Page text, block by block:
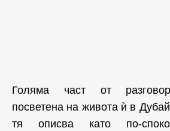
Голяма част от
посветена на живота ѝ в
тя описва като по-